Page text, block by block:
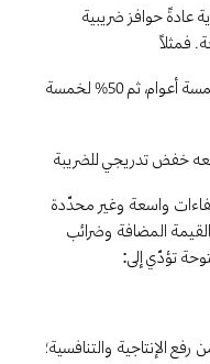
عادةً حوافز ضريبية
في الهند: إعفاء كامل من ضريبة الدخل لخمسة أعوام، ثم 50% لخمسة
إعفاءات واسعة وغير محدّدة
المضافة وضرائب
تؤدّي إلى:
رفع الإنتاجية والتنافسية؛